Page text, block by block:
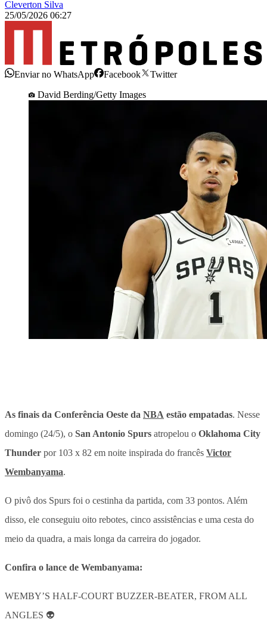
Cleverton Silva
25/05/2026 06:27
Enviar no WhatsApp Facebook
Twitter
David Berding/Getty Images
As finais da Conferência Oeste da NBA estão empatadas. Nesse
domingo (24/5), o San Antonio Spurs atropelou o Oklahoma City
Thunder por 103 x 82 em noite inspirada do francês Victor
Wembanyama.
O pivô dos Spurs foi o cestinha da partida, com 33 pontos. Além
disso, ele conseguiu oito rebotes, cinco assistências e uma cesta do
meio da quadra, a mais longa da carreira do jogador.
Confira o lance de Wembanyama:
WEMBY’S HALF-COURT BUZZER-BEATER, FROM ALL
ANGLES 👽